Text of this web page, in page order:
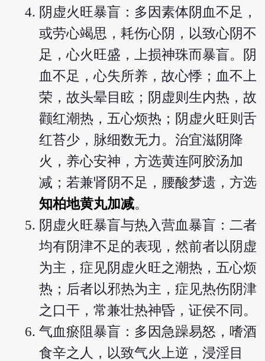
阴虚火旺暴盲：多因素体阴血不足，
或劳心竭思，耗伤心阴，以致心阴不
足，心火旺盛，上损神珠而暴盲。阴
血不足，心失所养，故心悸；血不上
荣，故头晕目眩；阴虚则生内热，故
颧红潮热，五心烦热；阴虚火旺则舌
红苔少，脉细数无力。治宜滋阴降
火，养心安神，方选黄连阿胶汤加
减；若兼肾阴不足，腰酸梦遗，方选
知柏地黄丸加减。
阴虚火旺暴盲与热入营血暴盲：二者
均有阴津不足的表现，然前者以阴虚
为主，症见阴虚火旺之潮热，五心烦
热；后者以邪热为主，症见热伤阴津
之口干，常兼壮热神昏，证侯不同。
气血瘀阻暴盲：多因急躁易怒，嗜酒
食辛之人，以致气火上逆，浸淫目